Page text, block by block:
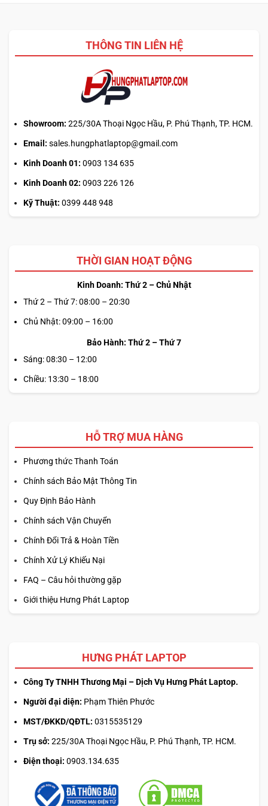
THÔNG TIN LIÊN HỆ
Showroom: 225/30A Thoại Ngọc Hầu, P. Phú Thạnh, TP. HCM.
Email: sales.hungphatlaptop@gmail.com
Kinh Doanh 01: 0903 134 635
Kinh Doanh 02: 0903 226 126
Kỹ Thuật: 0399 448 948
THỜI GIAN HOẠT ĐỘNG
Kinh Doanh: Thứ 2 – Chủ Nhật
Thứ 2 – Thứ 7: 08:00 – 20:30
Chủ Nhật: 09:00 – 16:00
Bảo Hành: Thứ 2 – Thứ 7
Sáng: 08:30 – 12:00
Chiều: 13:30 – 18:00
HỖ TRỢ MUA HÀNG
Phương thức Thanh Toán
Chính sách Bảo Mật Thông Tin
Quy Định Bảo Hành
Chính sách Vận Chuyển
Chính Đổi Trả & Hoàn Tiền
Chính Xử Lý Khiếu Nại
FAQ – Câu hỏi thường gặp
Giới thiệu Hưng Phát Laptop
HƯNG PHÁT LAPTOP
Công Ty TNHH Thương Mại – Dịch Vụ Hưng Phát Laptop.
Người đại diện: Phạm Thiên Phước
MST/ĐKKD/QĐTL: 0315535129
Trụ sở: 225/30A Thoại Ngọc Hầu, P. Phú Thạnh, TP. HCM.
Điện thoại: 0903.134.635